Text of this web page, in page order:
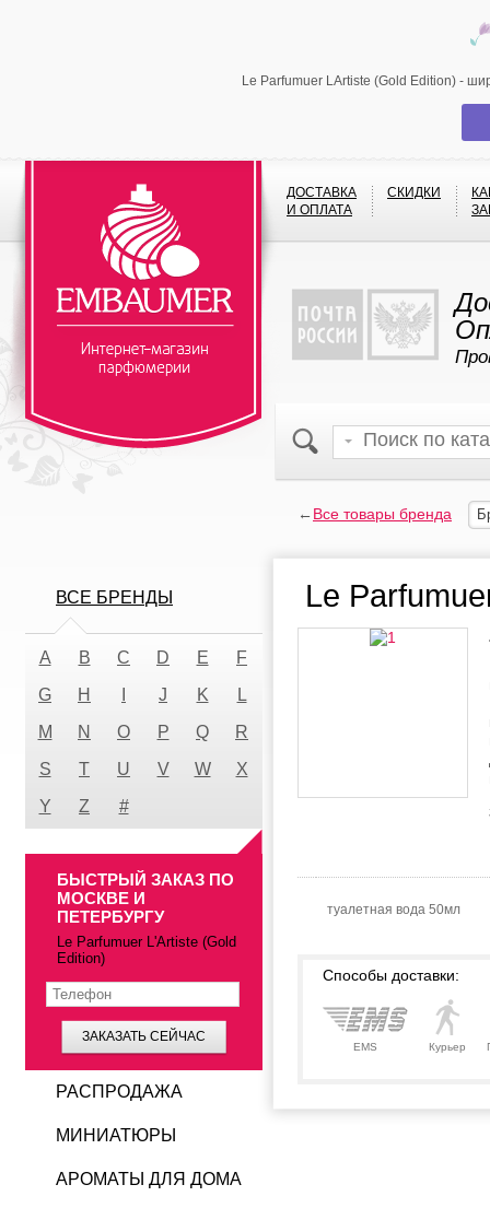
Le Parfumuer LArtiste (Gold Edition) -
ДОСТАВКА
И ОПЛАТА
СКИДКИ
←Все товары бренда
Le
туалетная вода 50мл
Способы доставки:
EMS Курьер
ВСЕ БРЕНДЫ
A B C D E
F
G
H J K
L
M
N O P Q
R
S
T U V W
X
Y
Z #
БЫСТРЫЙ ЗАКАЗ ПО
МОСКВЕ И
ПЕТЕРБУРГУ
Le Parfumuer L'Artiste (Gold
Edition)
ЗАКАЗАТЬ СЕЙЧАС
РАСПРОДАЖА
МИНИАТЮРЫ
АРОМАТЫ ДЛЯ ДОМА